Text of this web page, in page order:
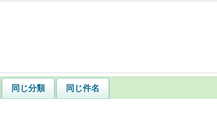
同じ分類
同じ件名